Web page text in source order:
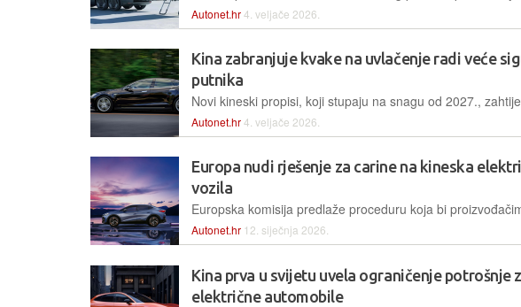
Autonet.hr4. veljače 2026.
Kina zabranjuje kvake na uvlačenje radi veće
putnika
Autonet.hr4. veljače 2026.
Europa nudi rješenje za carine na kineska
vozila
Autonet.hr 12. siječnja 2026.
Kina prva u svijetu uvela ograničenje potrošnje
električne automobile